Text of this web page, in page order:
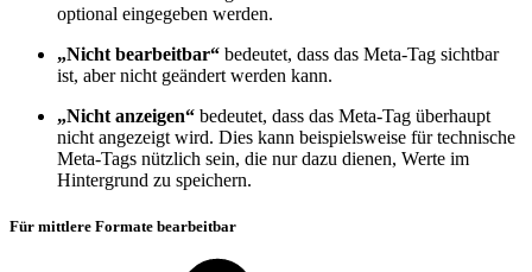
optional eingegeben werden.
„Nicht bearbeitbar“ bedeutet, dass das Meta-Tag sichtbar
ist, aber nicht geändert werden kann.
„Nicht anzeigen“ bedeutet, dass das Meta-Tag überhaupt
nicht angezeigt wird. Dies kann beispielsweise für technische
Meta-Tags nützlich sein, die nur dazu dienen, Werte im
Hintergrund zu speichern.
Für mittlere Formate bearbeitbar